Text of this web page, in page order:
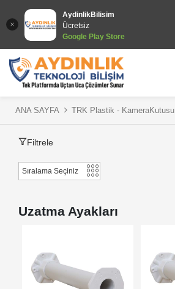
AydinlikBilisim
Ücretsiz
Google Play Store
ANA SAYFA TRK Plastik - KameraKutusu
Filtrele
Uzatma Ayakları